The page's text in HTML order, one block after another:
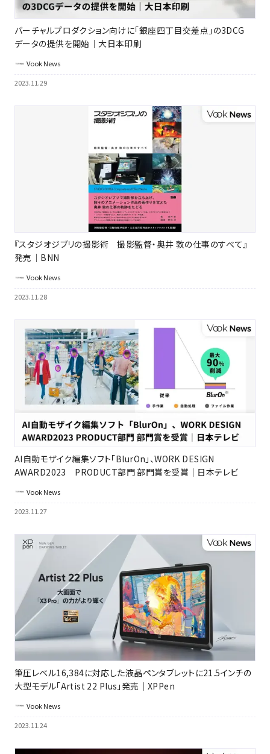
バーチャルプロダクション向けに「銀座四丁目交差点」の3DCG
データの提供を開始｜大日本印刷
Vook News
2023.11.29
『スタジオジブリの撮影術 撮影監督・奥井 敦の仕事のすべて』
発売｜BNN
Vook News
2023.11.28
AI自動モザイク編集ソフト「BlurOn」、WORK DESIGN
AWARD2023 PRODUCT部門 部門賞を受賞｜日本テレビ
Vook News
2023.11.27
筆圧レベル16,384に対応した液晶ペンタブレットに21.5インチの
大型モデル「Artist 22 Plus」発売｜XPPen
Vook News
2023.11.24